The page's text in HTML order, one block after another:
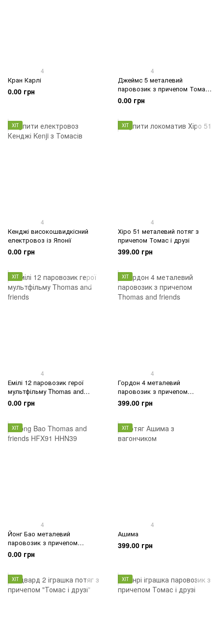
4
Кран Карлі
0.00 грн
4
Джеймс 5 металевий
паровозик з причепом Томас і
друзі
0.00 грн
ХІТ
4
Кенджі високошвидкісний
електровоз із Японії
0.00 грн
ХІТ
4
Хіро 51 металевий потяг з
причепом Томас і друзі
399.00 грн
ХІТ
4
Емілі 12 паровозик герої
мультфільму Thomas and
friends
0.00 грн
ХІТ
4
Гордон 4 металевий
паровозик з причепом
Thomas and friends
399.00 грн
ХІТ
4
Йонг Бао металевий
паровозик з причепом
Thomas and friends
0.00 грн
ХІТ
4
Ашима
399.00 грн
ХІТ ХІТ